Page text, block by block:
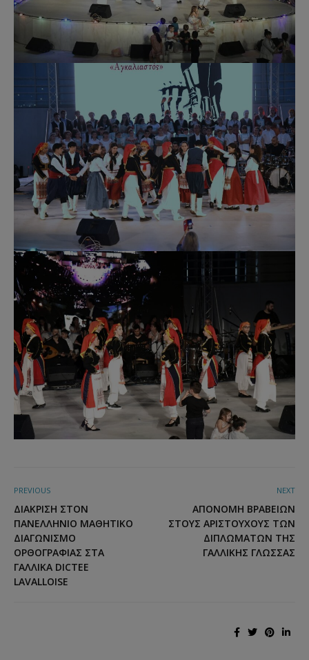
PREVIOUS
ΔΙΆΚΡΊΣΗ ΣΤΟΝ
ΠΑΝΕΛΛΉΝΙΟ ΜΑΘΗΤΙΚΌ
ΔΙΑΓΩΝΙΣΜΌ
ΟΡΘΟΓΡΑΦΊΑΣ ΣΤΑ
ΓΑΛΛΙΚΆ DICTEE
LAVALLOISE
NEXT
ΑΠΟΝΟΜΉ ΒΡΑΒΕΊΩΝ
ΣΤΟΥΣ ΑΡΙΣΤΟΎΧΟΥΣ ΤΩΝ
ΔΙΠΛΩΜΆΤΩΝ ΤΗΣ
ΓΑΛΛΙΚΉΣ ΓΛΏΣΣΑΣ